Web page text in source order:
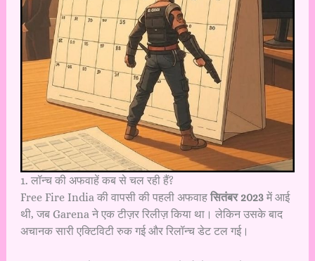
1. लॉन्च की अफवाहें कब से चल रही हैं?
Free Fire India की वापसी की पहली अफवाह सितंबर 2023में आई
थी, जब Garena ने एक टीज़र रिलीज़ किया था। लेकिन उसके बाद
अचानक सारी एक्टिविटी रुक गई और रिलॉन्च डेट टल गई।